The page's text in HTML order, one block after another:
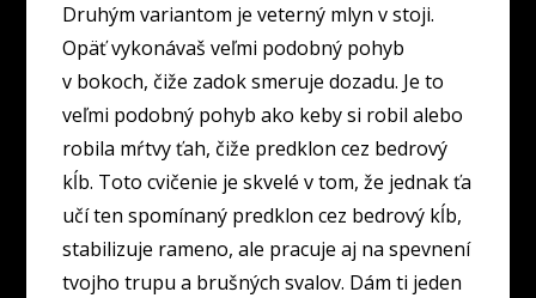
Druhým variantom je veterný mlyn v stoji.
Opäť vykonávaš veľmi podobný pohyb
v bokoch, čiže zadok smeruje dozadu. Je to
veľmi podobný pohyb ako keby si robil alebo
robila mŕtvy ťah, čiže predklon cez bedrový
kĺb. Toto cvičenie je skvelé v tom, že jednak ťa
učí ten spomínaný predklon cez bedrový kĺb,
stabilizuje rameno, ale pracuje aj na spevnení
tvojho trupu a brušných svalov. Dám ti jeden